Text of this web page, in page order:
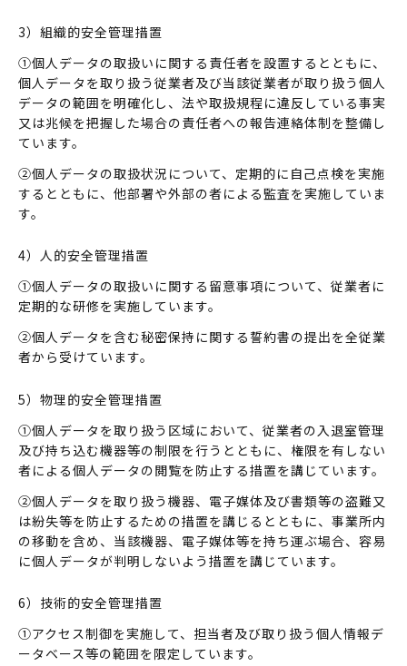
3）組織的安全管理措置
①個人データの取扱いに関する責任者を設置するとともに、
個人データを取り扱う従業者及び当該従業者が取り扱う個人
データの範囲を明確化し、法や取扱規程に違反している事実
又は兆候を把握した場合の責任者への報告連絡体制を整備し
ています。
②個人データの取扱状況について、定期的に自己点検を実施
するとともに、他部署や外部の者による監査を実施していま
す。
4）人的安全管理措置
①個人データの取扱いに関する留意事項について、従業者に
定期的な研修を実施しています。
②個人データを含む秘密保持に関する誓約書の提出を全従業
者から受けています。
5）物理的安全管理措置
①個人データを取り扱う区域において、従業者の入退室管理
及び持ち込む機器等の制限を行うとともに、権限を有しない
者による個人データの閲覧を防止する措置を講じています。
②個人データを取り扱う機器、電子媒体及び書類等の盗難又
は紛失等を防止するための措置を講じるとともに、事業所内
の移動を含め、当該機器、電子媒体等を持ち運ぶ場合、容易
に個人データが判明しないよう措置を講じています。
6）技術的安全管理措置
①アクセス制御を実施して、担当者及び取り扱う個人情報デ
ータベース等の範囲を限定しています。